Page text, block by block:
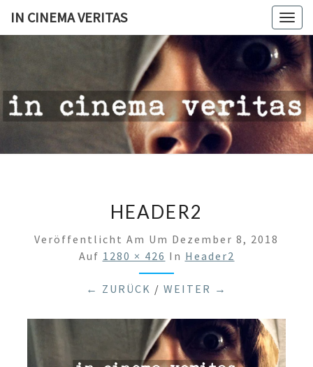
IN CINEMA VERITAS
IN
CINEMA
VERITAS
HEADER2
Veröffentlicht Am Um Dezember 8, 2018
Auf 1280 × 426 In Header2
← ZURÜCK / WEITER →